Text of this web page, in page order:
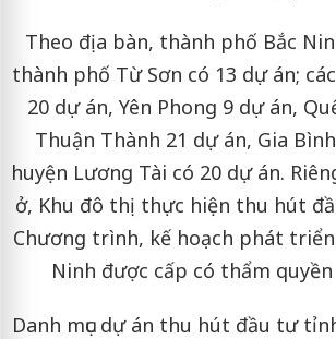
Theo địa bàn, thành phố Bắc
thành phố Từ Sơn có 13 dự án;
20 dự án, Yên Phong 9 dự án,
Thuận Thành 21 dự án, Gia
huyện Lương Tài có 20 dự án.
ở, Khu đô thị thực hiện thu hút
Chương trình, kế hoạch phát
Ninh được cấp có thẩm
Danh mục dự án thu hút đầu tư